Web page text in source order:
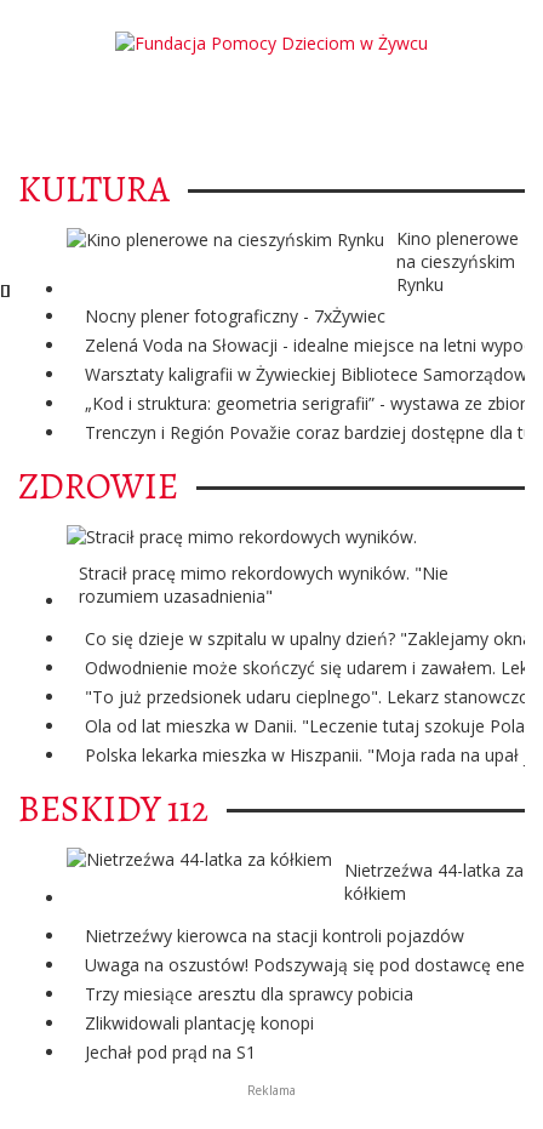
KULTURA
Kino plenerowe
na cieszyńskim
Rynku
Nocny plener fotograficzny - 7xŻywiec
Zelená Voda na Słowacji - idealne miejsce na letni
Warsztaty kaligrafii w Żywieckiej Bibliotece Samorządowej
„Kod i struktura: geometria serigrafii” - wystawa ze
Trenczyn i Región Považie coraz bardziej dostępne dla
ZDROWIE
Stracił pracę mimo rekordowych wyników. "Nie
rozumiem uzasadnienia"
Co się dzieje w szpitalu w upalny dzień? "Zaklejamy
Odwodnienie może skończyć się udarem i zawałem.
"To już przedsionek udaru cieplnego". Lekarz stanowczo
Ola od lat mieszka w Danii. "Leczenie tutaj szokuje
Polska lekarka mieszka w Hiszpanii. "Moja rada na upał
BESKIDY 112
Nietrzeźwa 44-latka za
kółkiem
Nietrzeźwy kierowca na stacji kontroli pojazdów
Uwaga na oszustów! Podszywają się pod dostawcę
Trzy miesiące aresztu dla sprawcy pobicia
Zlikwidowali plantację konopi
Jechał pod prąd na S1
Reklama